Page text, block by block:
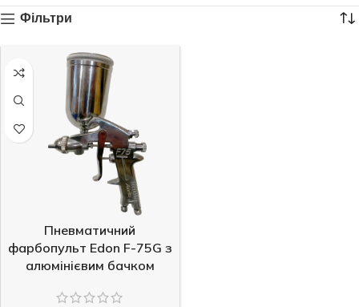
Фільтри
Пневматичний
фарбопульт Edon F-75G з
алюмінієвим бачком